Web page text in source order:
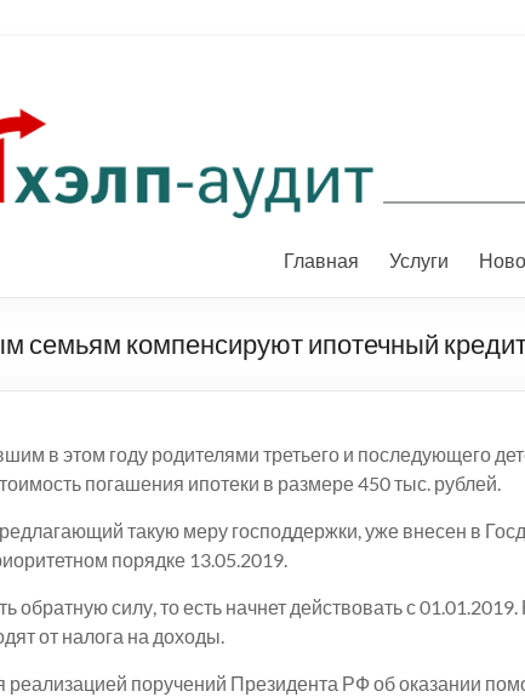
Главная Услуги
семьям компенсируют ипотечный
в этом году родителями третьего и последующего
погашения ипотеки в размере 450 тыс. рублей.
такую меру господдержки, уже внесен в
порядке 13.05.2019.
обратную силу, то есть начнет действовать с 01.01.2019.
от налога на доходы.
реализацией поручений Президента РФ об оказании